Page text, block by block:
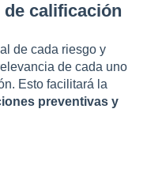
calificación
de cada riesgo y
de cada uno
Esto facilitará la
preventivas y